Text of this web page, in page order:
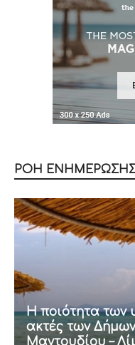
ΡΟΗ
Η ποιότητα των
ακτές των
Μαντουδίου –